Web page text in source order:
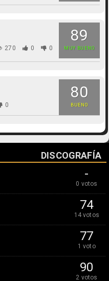
89
MUY BUENO
270 0 0
80
BUENO
0
DISCOGRAFÍA
-
0 votos
74
14 votos
77
1 voto
90
2 votos